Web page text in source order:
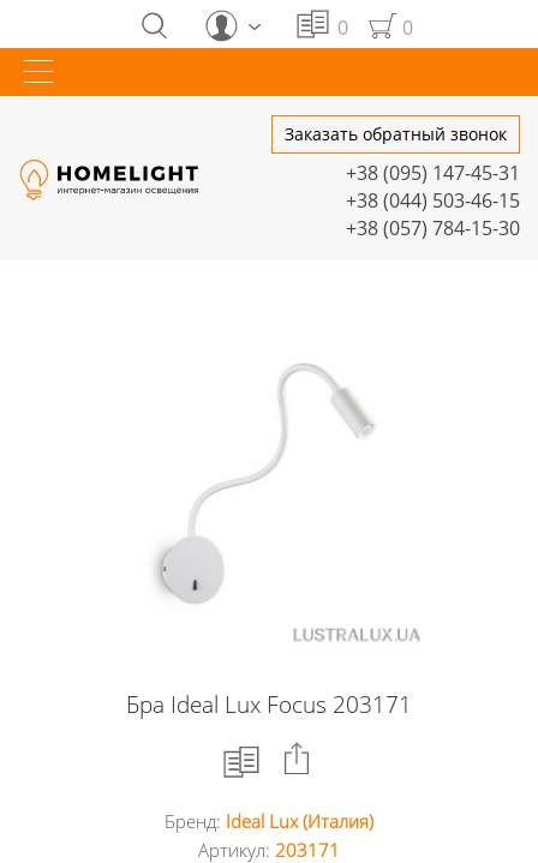
0 0
Заказать обратный звонок
+38 (095) 147-45-31
+38 (044) 503-46-15
+38 (057) 784-15-30
Бра Ideal Lux Focus 203171
Facebook
Бренд: Ideal Lux (Италия)
Артикул: 203171